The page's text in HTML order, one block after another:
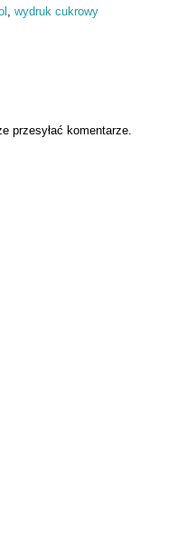
wydruk cukrowy
przesyłać komentarze.